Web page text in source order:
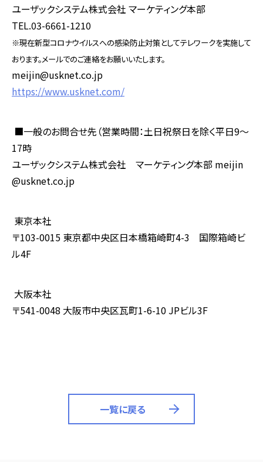
ユーザックシステム株式会社 マーケティング本部
TEL.03-6661-1210
※現在新型コロナウイルスへの感染防止対策としてテレワークを実施して
おります。メールでのご連絡をお願いいたします。
meijin@usknet.co.jp
https://www.usknet.com/
■一般のお問合せ先（営業時間：土日祝祭日を除く平日9～
17時
ユーザックシステム株式会社 マーケティング本部 meijin
@usknet.co.jp
東京本社
〒103-0015 東京都中央区日本橋箱崎町4-3 国際箱崎ビ
ル4F
大阪本社
〒541-0048 大阪市中央区瓦町1-6-10 JPビル3F
一覧に戻る